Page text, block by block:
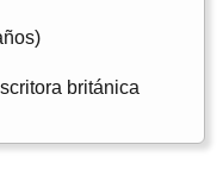
británica